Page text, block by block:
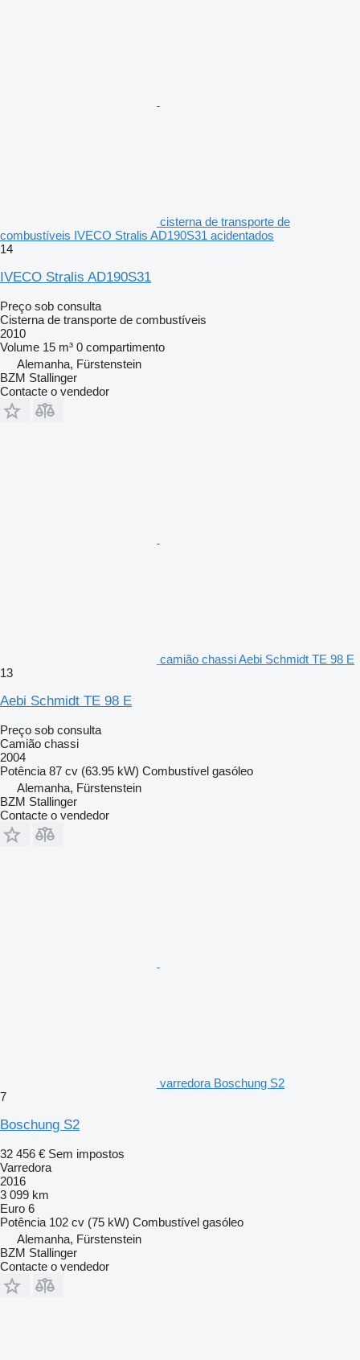
cisterna de transporte de
combustíveis IVECO Stralis AD190S31 acidentados
14
IVECO Stralis AD190S31
Preço sob consulta
Cisterna de transporte de combustíveis
2010
Volume 15 m³ 0 compartimento
Alemanha, Fürstenstein
BZM Stallinger
Contacte o vendedor
camião chassi Aebi Schmidt TE 98 E
13
Aebi Schmidt TE 98 E
Preço sob consulta
Camião chassi
2004
Potência 87 cv (63.95 kW) Combustível gasóleo
Alemanha, Fürstenstein
BZM Stallinger
Contacte o vendedor
varredora Boschung S2
7
Boschung S2
32 456 € Sem impostos
Varredora
2016
3 099 km
Euro 6
Potência 102 cv (75 kW) Combustível gasóleo
Alemanha, Fürstenstein
BZM Stallinger
Contacte o vendedor